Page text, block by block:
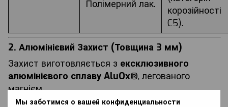
Мы заботимся о вашей конфиденциальности
Полімерний лак.
корозійності
C5).
2. Алюмінієвий Захист (Товщина 3 мм)
Захист виготовляється з ексклюзивного
алюмінієвого сплаву AluOx®, легованого
магнієм.